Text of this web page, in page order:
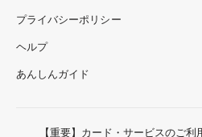
プライバシーポリシー
ヘルプ
あんしんガイド
【重要】カード・サービスのご